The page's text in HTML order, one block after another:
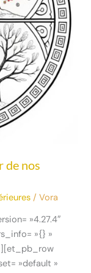
de nos
/Vora
»4.27.4″
»{} »
»default »